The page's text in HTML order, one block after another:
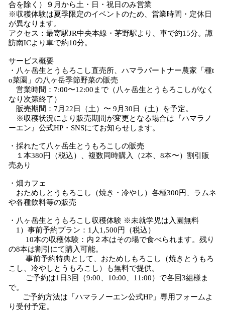
合を除く）９月から土・日・祝日のみ営業
※収穫体験は夏季限定のイベントのため、営業時間・定休日
が異なります。
アクセス：最寄駅JR中央本線・茅野駅より、車で約15分。諏
訪南ICより車で約10分。
サービス概要
・八ヶ岳生とうもろこし直売所、ハマラパートナー農家「種t
o菜園」の八ヶ岳季節野菜の販売
営業時間：7:00〜12:00まで（八ヶ岳生とうもろこしがなく
なり次第終了）
販売期間：7月22日（土）〜 9月30日（土）を予定。
※収穫状況により販売期間が変更となる場合は『ハマラノ
ーエン』公式HP・SNSにてお知らせします。
・採れたて八ヶ岳生とうもろこしの販売
１本380円（税込）、複数同時購入（2本、8本〜）割引販
売あり
・畑カフェ
おためしとうもろこし（焼き・冷やし）各種300円、ラムネ
や各種飲料等の販売
・八ヶ岳生とうもろこし収穫体験 ※未就学児は入園無料
1）事前予約プラン：1人1,500円（税込）
10本の収穫体験：内２本はその場で食べられます。残り
の8本は割引にて購入可能。
事前予約特典として、おためしもろこし（焼きとうもろ
こし、冷やしとうもろこし）も無料で提供。
ご予約は1日3回（9:00、10:00、11:00）で各回3組様ま
で。
ご予約方法は「ハマラノーエン公式HP」専用フォームよ
り受付予定。